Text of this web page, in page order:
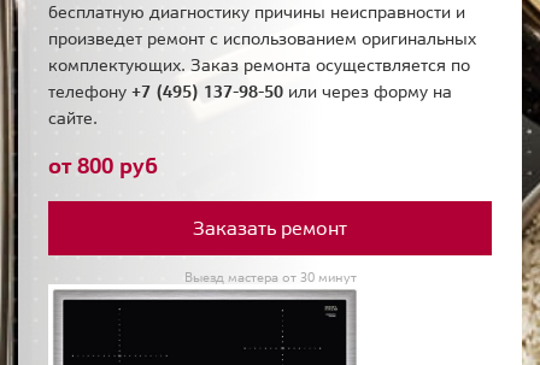
бесплатную диагностику причины неисправности и
произведет ремонт с использованием оригинальных
комплектующих. Заказ ремонта осуществляется по
телефону +7 (495) 137-98-50 или через форму на
сайте.
от 800 руб
Заказать ремонт
Выезд мастера от 30 минут